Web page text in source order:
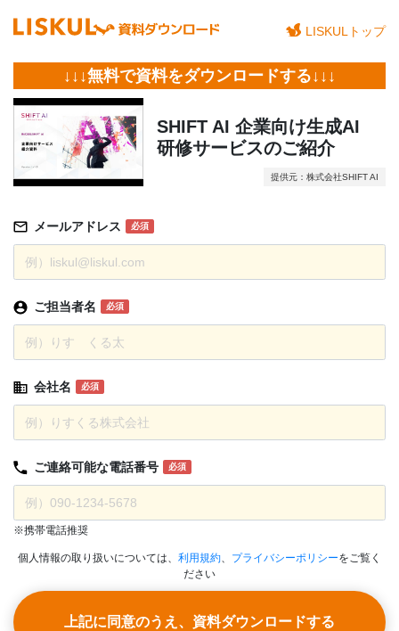
LISKULトップ
↓↓↓無料で資料をダウンロードする↓↓↓
SHIFT AI 企業向け生成AI
研修サービスのご紹介
提供元：株式会社SHIFT AI
メールアドレス 必須
ご担当者名 必須
会社名 必須
ご連絡可能な電話番号 必須
※携帯電話推奨
個人情報の取り扱いについては、 利用規約、 プライバシーポリシーをご覧く
ださい
上記に同意のうえ、資料ダウンロードする